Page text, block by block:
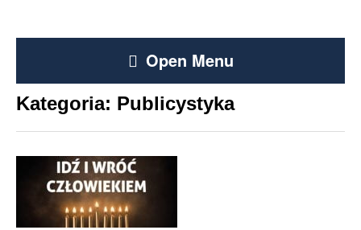
Open Menu
Kategoria: Publicystyka